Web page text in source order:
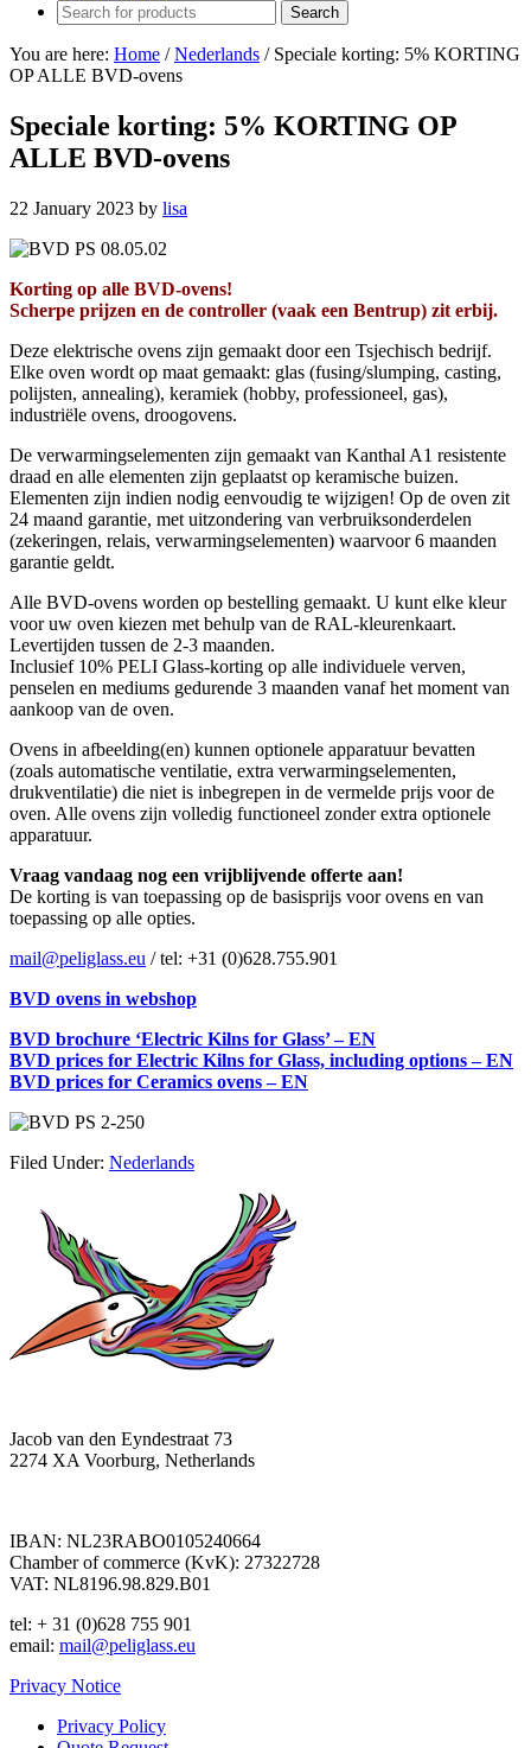
You are here: Home / Nederlands /Speciale korting: 5% KORTING
OP ALLE BVD-ovens
Speciale korting: 5% KORTING OP
ALLE BVD-ovens
22 January 2023 by lisa
Korting op alle BVD-ovens!
Scherpe prijzen en de controller (vaak een Bentrup) zit erbij.
Deze elektrische ovens zijn gemaakt door een Tsjechisch bedrijf.
Elke oven wordt op maat gemaakt: glas (fusing/slumping, casting,
polijsten, annealing), keramiek (hobby, professioneel, gas),
industriële ovens, droogovens.
De verwarmingselementen zijn gemaakt van Kanthal A1 resistente
draad en alle elementen zijn geplaatst op keramische buizen.
Elementen zijn indien nodig eenvoudig te wijzigen! Op de oven zit
24 maand garantie, met uitzondering van verbruiksonderdelen
(zekeringen, relais, verwarmingselementen) waarvoor 6 maanden
garantie geldt.
Alle BVD-ovens worden op bestelling gemaakt. U kunt elke kleur
voor uw oven kiezen met behulp van de RAL-kleurenkaart.
Levertijden tussen de 2-3 maanden.
Inclusief 10% PELI Glass-korting op alle individuele verven,
penselen en mediums gedurende 3 maanden vanaf het moment van
aankoop van de oven.
Ovens in afbeelding(en) kunnen optionele apparatuur bevatten
(zoals automatische ventilatie, extra verwarmingselementen,
drukventilatie) die niet is inbegrepen in de vermelde prijs voor de
oven. Alle ovens zijn volledig functioneel zonder extra optionele
apparatuur.
Vraag vandaag nog een vrijblijvende offerte aan!
De korting is van toepassing op de basisprijs voor ovens en van
toepassing op alle opties.
mail@peliglass.eu / tel: +31 (0)628.755.901
BVD ovens in webshop
BVD brochure ‘Electric Kilns for Glass’ – EN
BVD prices for Electric Kilns for Glass, including options – EN
BVD prices for Ceramics ovens – EN
Filed Under: Nederlands
Jacob van den Eyndestraat 73
2274 XA Voorburg, Netherlands
IBAN: NL23RABO0105240664
Chamber of commerce (KvK): 27322728
VAT: NL8196.98.829.B01
tel: + 31 (0)628 755 901
email: mail@peliglass.eu
Privacy Notice
Privacy Policy